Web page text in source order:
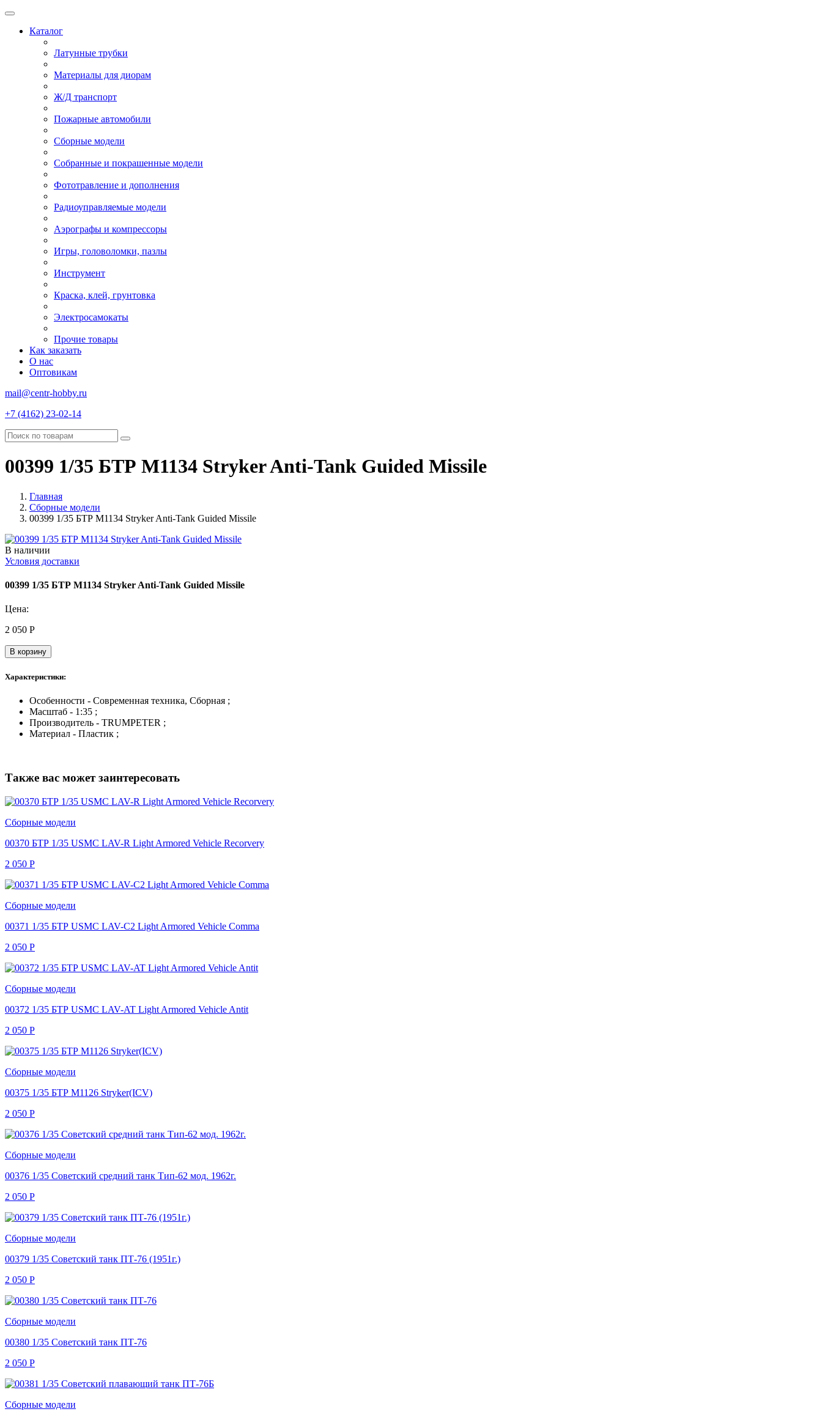
Каталог
Латунные трубки
Материалы для диорам
Ж/Д транспорт
Пожарные автомобили
Сборные модели
Собранные и покрашенные модели
Фототравление и дополнения
Радиоуправляемые модели
Аэрографы и компрессоры
Игры, головоломки, пазлы
Инструмент
Краска, клей, грунтовка
Электросамокаты
Прочие товары
Как заказать
О нас
Оптовикам
mail@centr-hobby.ru
+7 (4162) 23-02-14
00399 1/35 БТР M1134 Stryker Anti-Tank Guided Missile
Главная
Сборные модели
00399 1/35 БТР M1134 Stryker Anti-Tank Guided Missile
В наличии
Условия доставки
00399 1/35 БТР M1134 Stryker Anti-Tank Guided Missile
Цена:
2 050 Р
В корзину
Характеристики:
Особенности - Современная техника, Сборная ;
Масштаб - 1:35 ;
Производитель - TRUMPETER ;
Материал - Пластик ;
Также вас может заинтересовать
Сборные модели
00370 БТР 1/35 USMC LAV-R Light Armored Vehicle Recorvery
2 050 Р
Сборные модели
00371 1/35 БТР USMC LAV-C2 Light Armored Vehicle Comma
2 050 Р
Сборные модели
00372 1/35 БТР USMC LAV-AT Light Armored Vehicle Antit
2 050 Р
Сборные модели
00375 1/35 БТР M1126 Stryker(ICV)
2 050 Р
Сборные модели
00376 1/35 Советский средний танк Тип-62 мод. 1962г.
2 050 Р
Сборные модели
00379 1/35 Советский танк ПТ-76 (1951г.)
2 050 Р
Сборные модели
00380 1/35 Советский танк ПТ-76
2 050 Р
Сборные модели